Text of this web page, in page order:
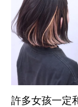
許多女孩一定